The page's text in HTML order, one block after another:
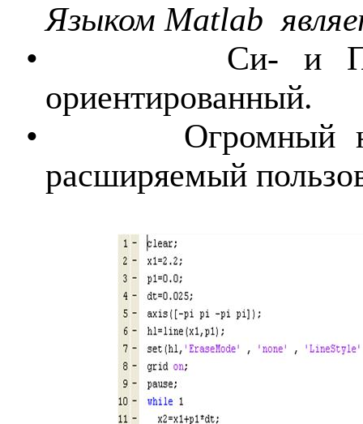
Языком Matlab
•
Си- и
ориентированный.
•
Огромный
расширяемый